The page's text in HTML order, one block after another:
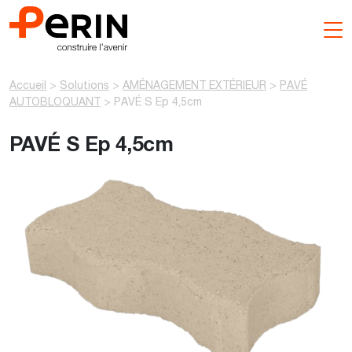
Aller
au
Accueil > Solutions > AMÉNAGEMENT EXTÉRIEUR > PAVÉ
AUTOBLOQUANT > PAVÉ S Ep 4,5cm
PAVÉ S Ep 4,5cm